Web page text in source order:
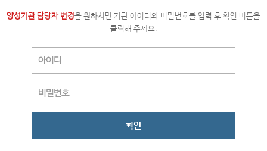
양성기관 담당자 변경을 원하시면 기관 아이디와 비밀번호를 입력 후 확인 버튼을
클릭해 주세요.